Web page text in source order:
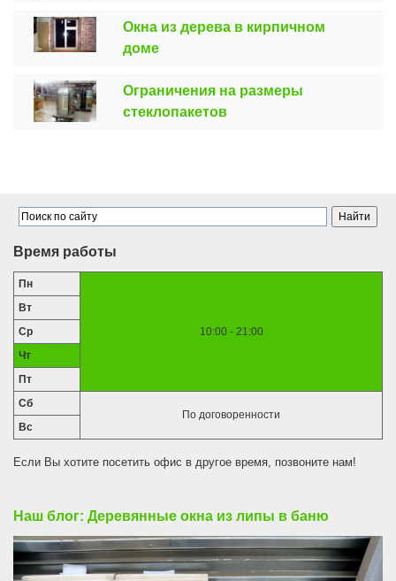
Окна из дерева в кирпичном
доме
Ограничения на размеры
стеклопакетов
Время работы
Пн
10:00 - 21:00
Вт
Ср
Чт
Пт
Сб
По договоренности
Вс
Если Вы хотите посетить офис в другое время, позвоните нам!
Наш блог: Деревянные окна из липы в баню